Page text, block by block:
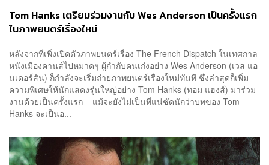
Tom Hanks เตรียมร่วมงานกับ Wes Anderson เป็นครั้งแรก
ในภาพยนตร์เรื่องใหม่
หลังจากที่เพิ่งเปิดตัวภาพยนตร์เรื่อง The French Dispatch ในเทศกาล
หนังเมืองคานส์ไปหมาดๆ ผู้กำกับคนเก่งอย่าง Wes Anderson (เวส แอ
นเดอร์สัน) ก็กำลังจะเริ่มถ่ายภาพยนตร์เรื่องใหม่ทันที ซึ่งล่าสุดก็เพิ่ม
ความพิเศษให้นักแสดงรุ่นใหญ่อย่าง Tom Hanks (ทอม แฮงส์) มาร่วม
งานด้วยเป็นครั้งแรก แม้จะยังไม่เป็นที่แน่ชัดนักว่าบทของ Tom
Hanks จะเป็นอ...